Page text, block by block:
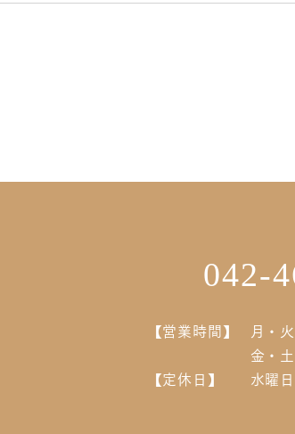
042-
【営業時間】 月・
金・土
【定休日】
水曜